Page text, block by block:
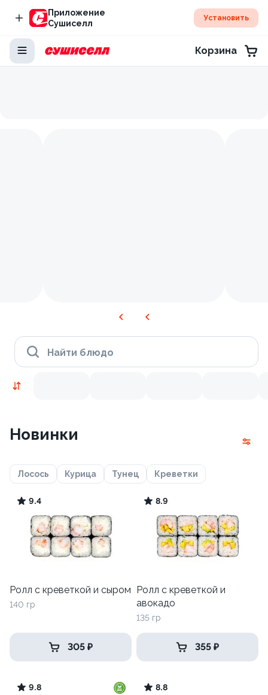
Приложение
Сушиселл
Установить
Корзина
Найти блюдо
Новинки
Лосось Курица Тунец Креветки
9.4
Ролл с креветкой и сыром
140 гр
305 ₽
8.9
Ролл с креветкой и
авокадо
135 гр
355 ₽
9.8 8.8